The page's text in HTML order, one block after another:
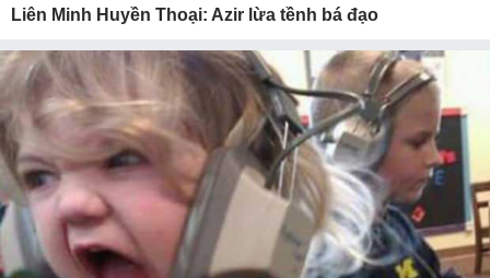
Liên Minh Huyền Thoại: Azir lừa tềnh bá đạo